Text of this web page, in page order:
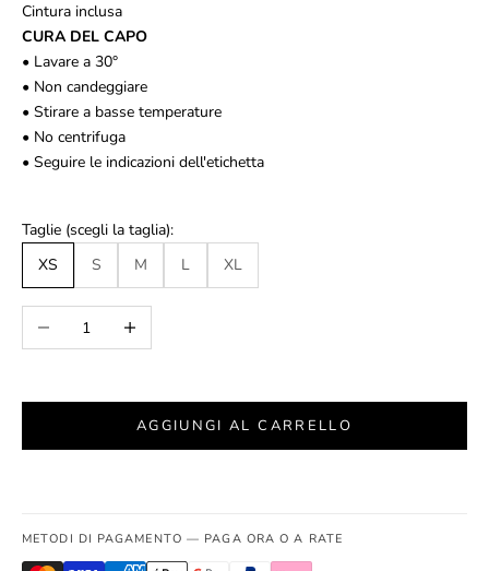
Cintura inclusa
CURA DEL CAPO
• Lavare a 30°
• Non candeggiare
• Stirare a basse temperature
• No centrifuga
• Seguire le indicazioni dell'etichetta
Taglie (scegli la taglia):
XS
S M L XL
Diminuisci quantitàAumenta quantità
AGGIUNGI AL CARRELLO
METODI DI PAGAMENTO — PAGA ORA O A RATE